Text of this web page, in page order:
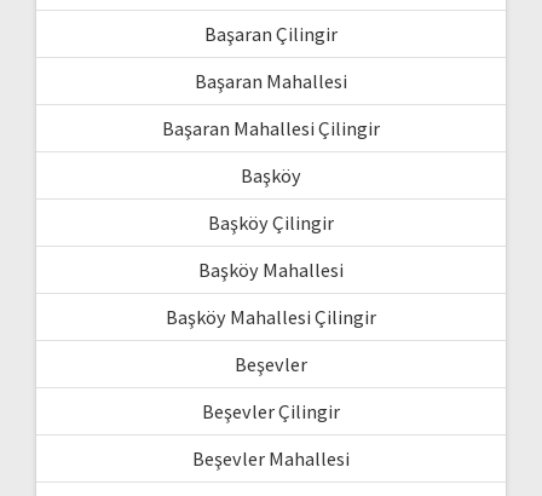
Başaran Çilingir
Başaran Mahallesi
Başaran Mahallesi Çilingir
Başköy
Başköy Çilingir
Başköy Mahallesi
Başköy Mahallesi Çilingir
Beşevler
Beşevler Çilingir
Beşevler Mahallesi